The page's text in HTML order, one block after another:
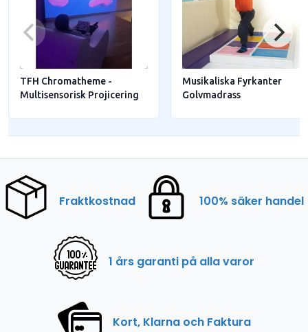
TFH Chromatheme -
Multisensorisk Projicering
Musikaliska Fyrkanter
Golvmadrass
Fraktkostnad 100% säker handel
1 års garanti på alla varor
Kort, Klarna och Faktura